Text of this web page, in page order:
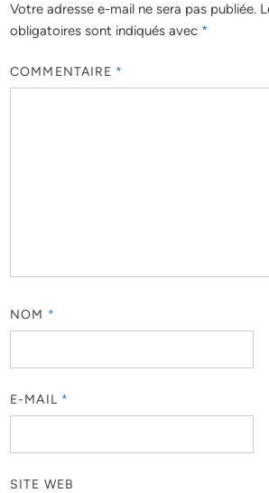
Votre adresse e-mail ne sera pas publiée.
obligatoires sont indiqués avec *
COMMENTAIRE *
NOM *
E-MAIL *
SITE WEB